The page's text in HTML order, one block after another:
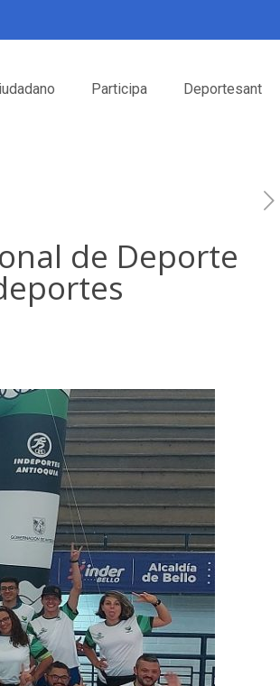
Participa Deportesant
de Deporte